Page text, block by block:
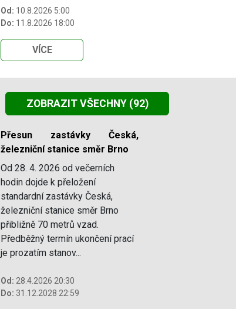
Od: 10.8.2026 5:00
Do: 11.8.2026 18:00
VÍCE
ZOBRAZIT VŠECHNY(92)
Přesun zastávky Česká,
železniční stanice směr Brno
Od 28. 4. 2026 od večerních
hodin dojde k přeložení
standardní zastávky Česká,
železniční stanice směr Brno
přibližně 70 metrů vzad.
Předběžný termín ukončení prací
je prozatím stanov...
Od: 28.4.2026 20:30
Do: 31.12.2028 22:59